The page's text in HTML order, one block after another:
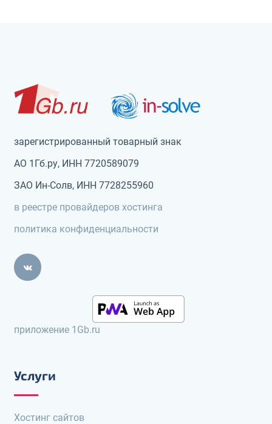
зарегистрированный товарный знак
АО 1Гб.ру, ИНН 7720589079
ЗАО Ин-Солв, ИНН 7728255960
в реестре провайдеров хостинга
политика конфиденциальности
приложение 1Gb.ru
Услуги
Хостинг сайтов